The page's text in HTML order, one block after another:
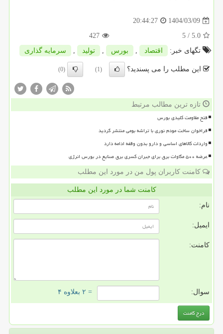
1404/03/09
20:44:27
5.0
/ 5
427
تگهای خبر:
اقتصاد , بورس , تولید , سرمایه گذاری
این مطلب را می پسندید؟ (1)
(0)
تازه ترین مطالب مرتبط
فتح مقاومت کلیدی بورس
فراخوان ساخت مودم نوری با تراشه بومی منتشر گردید
واردات کالاهای اساسی و دارو بدون وقفه ادامه دارد
عرضه ۵۰۰ مگاوات برق برای جبران کسری برق صنایع در بورس انرژی
کامنت کاربران پول من در مورد این مطلب
کامنت شما در مورد این مطلب
نام:
ایمیل:
کامنت:
سوال: = ۲ بعلاوه ۴